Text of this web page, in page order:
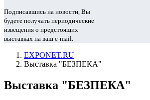
Подписавшись на новости, Вы
будете получать периодические
извещения о предстоящих
выставках на ваш e-mail.
EXPONET.RU
Выставка "БЕЗПЕКА"
Выставка "БЕЗПЕКА"